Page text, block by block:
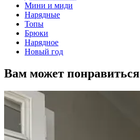
Мини и миди
Нарядные
Топы
Брюки
Нарядное
Новый год
Вам может понравиться